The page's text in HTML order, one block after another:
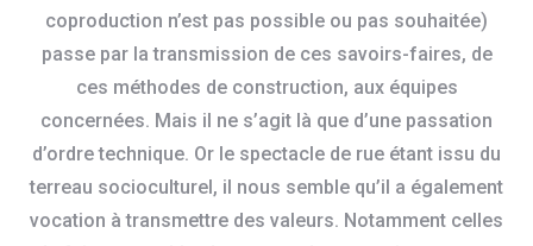
coproduction n’est pas possible ou pas souhaitée)
passe par la transmission de ces savoirs-faires, de
ces méthodes de construction, aux équipes
concernées. Mais il ne s’agit là que d’une passation
d’ordre technique. Or le spectacle de rue étant issu du
terreau socioculturel, il nous semble qu’il a également
vocation à transmettre des valeurs. Notamment celles